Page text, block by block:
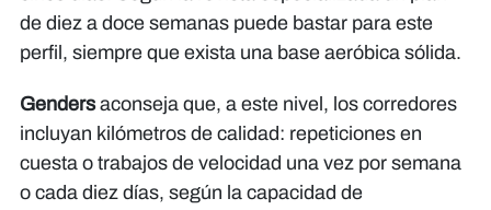
de diez a doce semanas puede bastar para este
perfil, siempre que exista una base aeróbica sólida.
Gendersaconseja que, a este nivel, los corredores
incluyan kilómetros de calidad: repeticiones en
cuesta o trabajos de velocidad una vez por semana
o cada diez días, según la capacidad de